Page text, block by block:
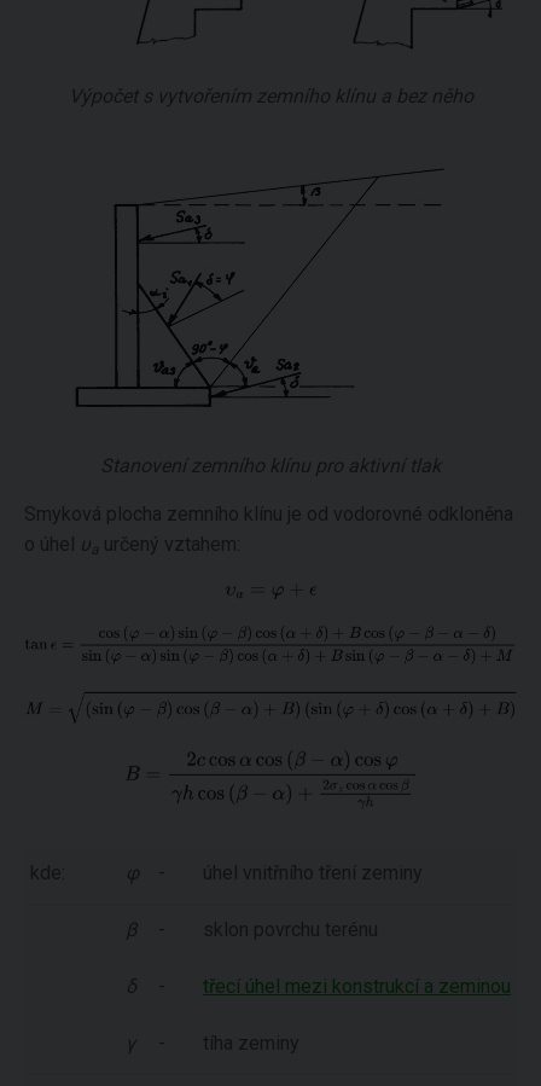
Výpočet s vytvořením zemního klínu a bez něho
Stanovení zemního klínu pro aktivní tlak
Smyková plocha zemního klínu je od vodorovné odkloněna
o úhel υa určený vztahem:
kde: φ - úhel vnitřního tření zeminy
β - sklon povrchu terénu
δ - třecí úhel mezi konstrukcí a zeminou
γ - tíha zeminy